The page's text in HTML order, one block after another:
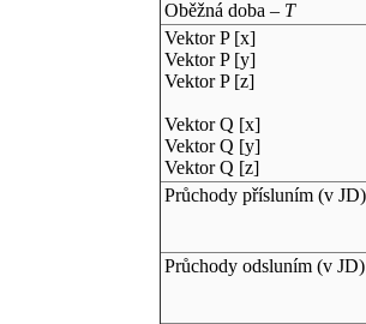
Oběžná doba – T
Vektor P [x]
Vektor P [y]
Vektor P [z]
Vektor Q [x]
Vektor Q [y]
Vektor Q [z]
Průchody přísluním (v JD)
Průchody odsluním (v JD)